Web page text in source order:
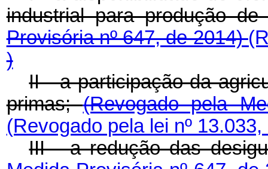
industrial para produção
Provisória nº 647, de 2014)
)
II - a participação da
primas;(Revogado pela
(Revogado pela lei nº
III - a redução das